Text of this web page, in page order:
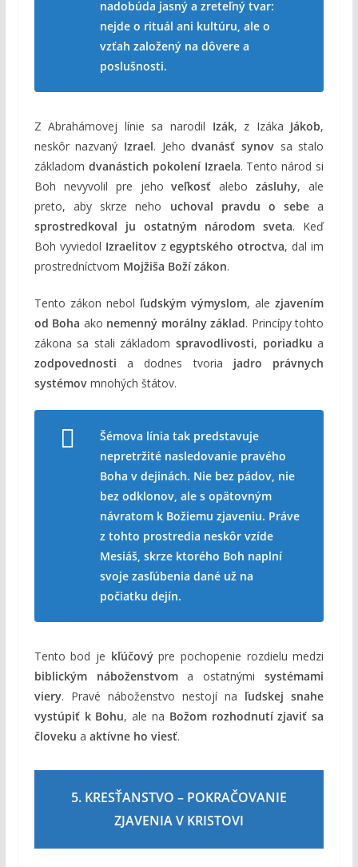
nadobúda jasný a zreteľný tvar:
nejde o rituál ani kultúru, ale o
vzťah založený na dôvere a
poslušnosti.
Z Abrahámovej línie sa narodil Izák, z Izáka Jákob,
neskôr nazvaný Izrael. Jehodvanásť synov sa stalo
základom dvanástich pokolení Izraela. Tento národ si
Boh nevyvolil pre jehoveľkosť alebozásluhy, ale
preto, aby skrze neho uchoval pravdu o sebe a
sprostredkoval ju ostatným národom sveta. Keď
Boh vyviedol Izraelitovzegyptského otroctva, dal im
prostredníctvom Mojžiša Boží zákon.
Tento zákon nebol ľudským výmyslom, alezjavením
od Boha ako nemenný morálny základ. Princípy tohto
zákona sa stali základomspravodlivosti, poriadku a
zodpovednosti a dodnes tvoria jadro právnych
systémovmnohých štátov.
Šémova línia tak predstavuje
nepretržité nasledovanie pravého
Boha v dejinách. Nie bez pádov, nie
bez odklonov, ale s opätovným
návratom k Božiemu zjaveniu. Práve
z tohto prostredia neskôr vzíde
Mesiáš, skrze ktorého Boh naplní
svoje zasľúbenia dané už na
počiatku dejín.
Tento bod je kľúčovýpre pochopenie rozdielu medzi
biblickým náboženstvoma ostatnýmisystémami
viery. Pravé náboženstvo nestojí na ľudskej snahe
vystúpiť k Bohu, ale na Božom rozhodnutí zjaviť sa
človeku a aktívne ho viesť.
5. KRESŤANSTVO – POKRAČOVANIE
ZJAVENIA V KRISTOVI